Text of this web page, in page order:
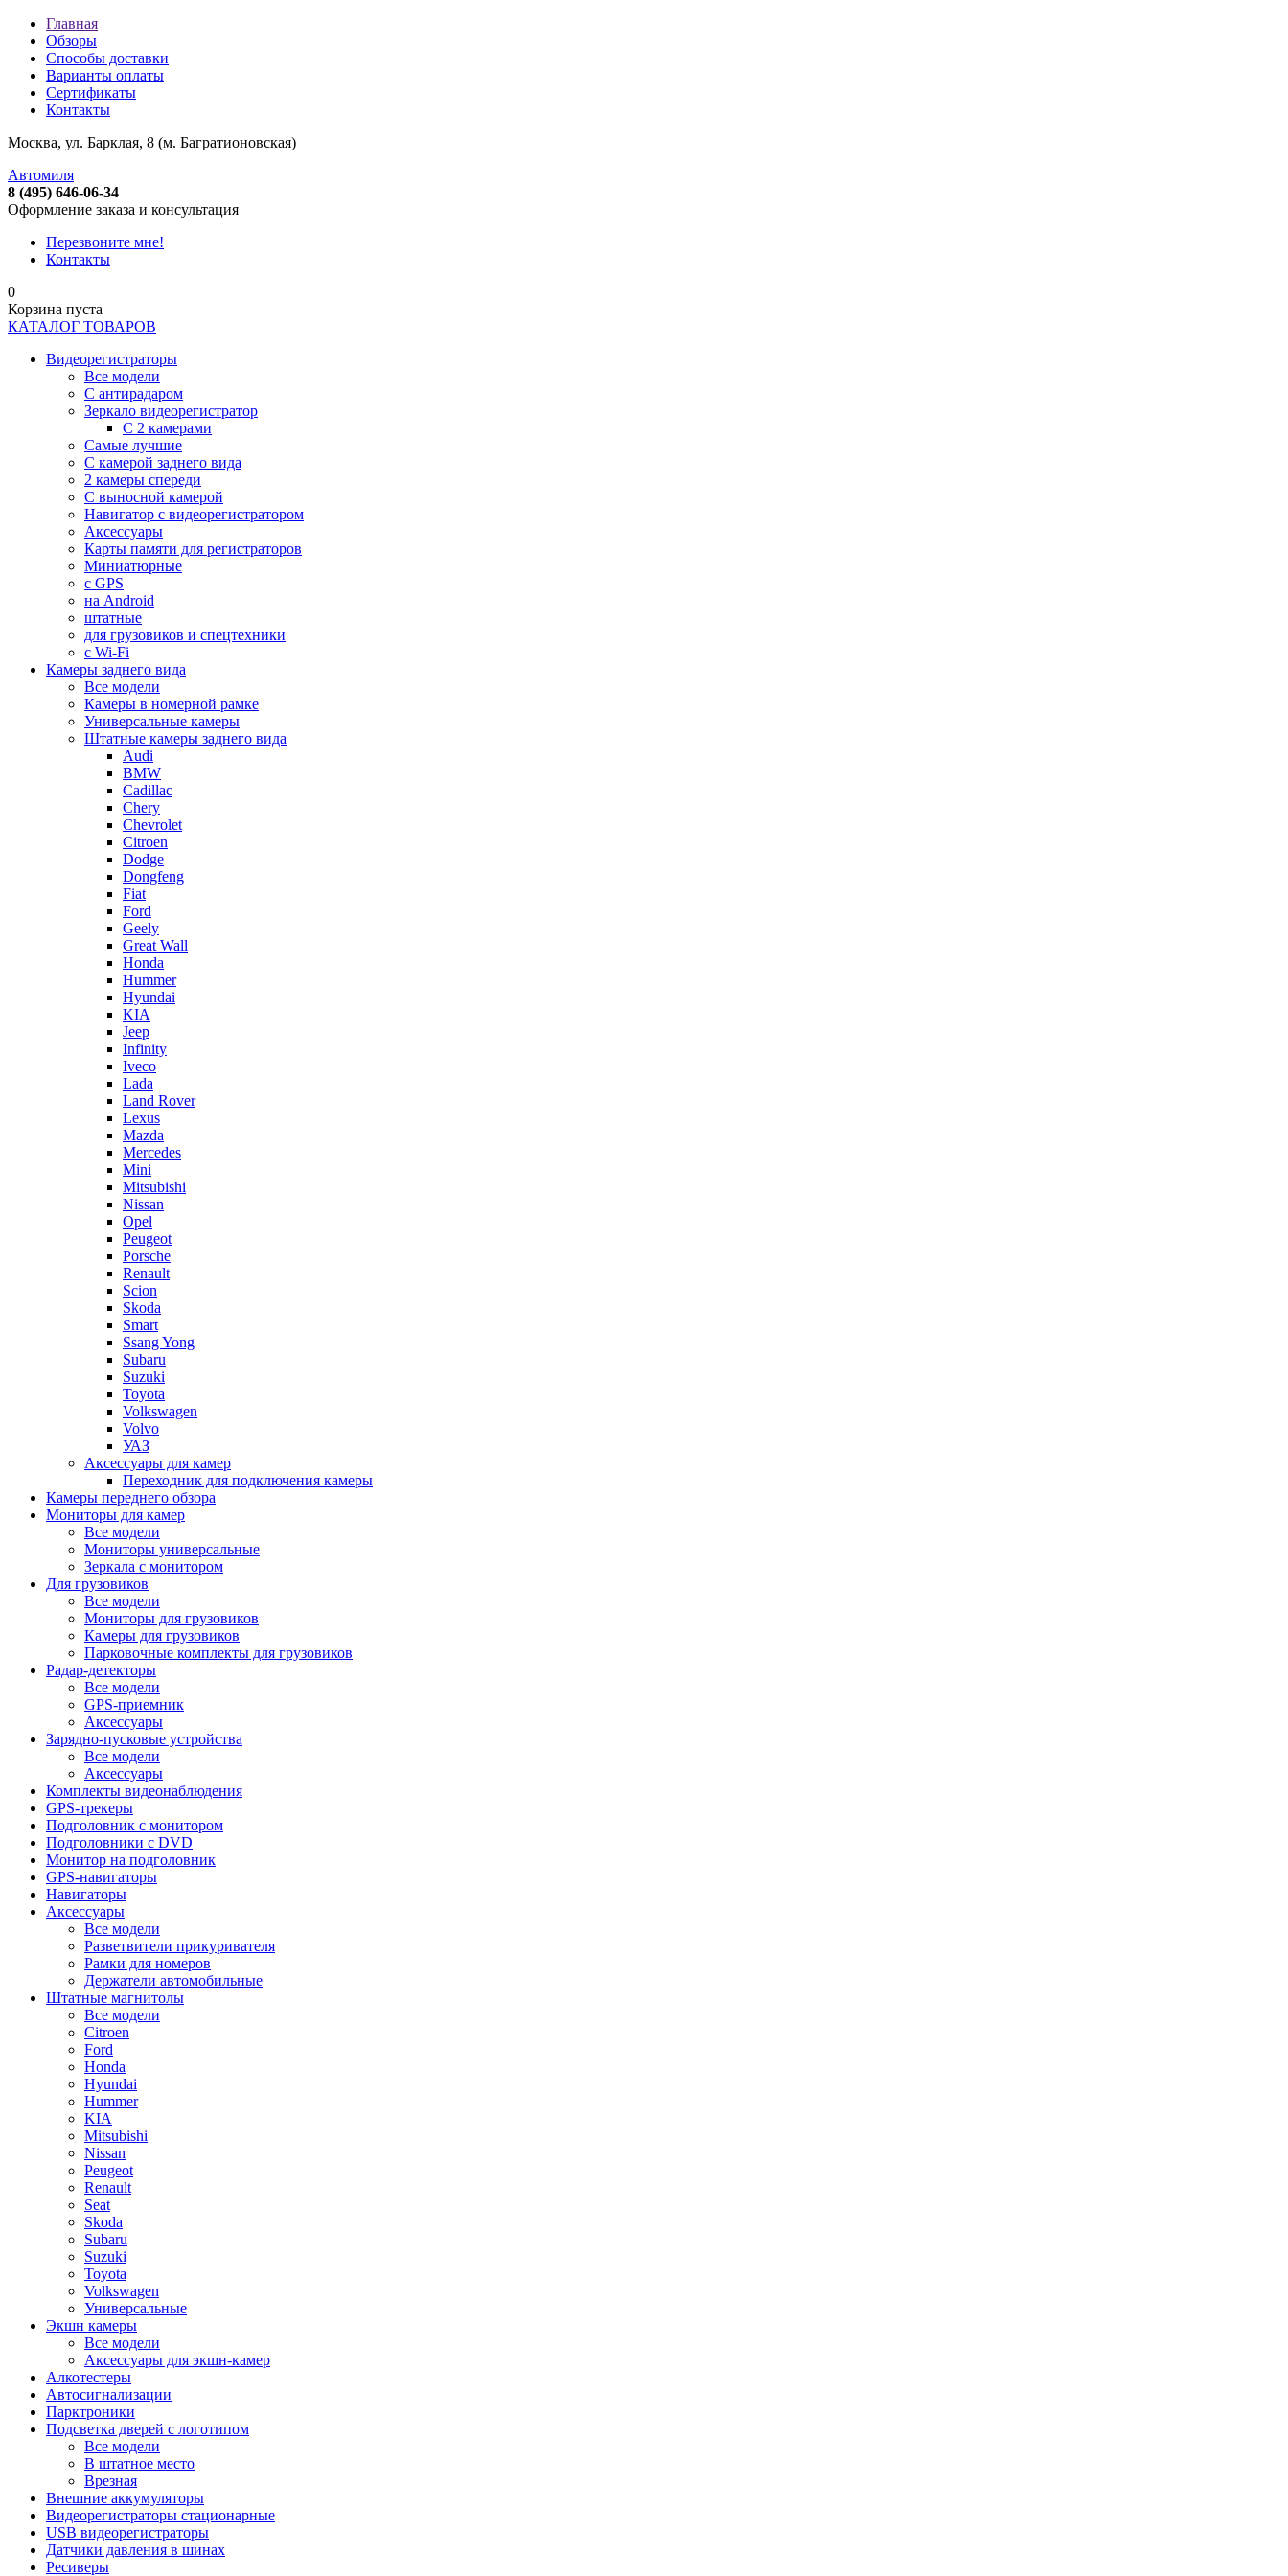
Главная
Обзоры
Способы доставки
Варианты оплаты
Сертификаты
Контакты
Москва, ул. Барклая, 8 (м. Багратионовская)
Автомиля
8 (495) 646-06-34
Оформление заказа и консультация
Перезвоните мне!
Контакты
0
Корзина пуста
КАТАЛОГ ТОВАРОВ
Видеорегистраторы
Все модели
C антирадаром
Зеркало видеорегистратор
С 2 камерами
Самые лучшие
С камерой заднего вида
2 камеры спереди
С выносной камерой
Навигатор с видеорегистратором
Аксессуары
Карты памяти для регистраторов
Миниатюрные
с GPS
на Android
штатные
для грузовиков и спецтехники
с Wi-Fi
Камеры заднего вида
Все модели
Камеры в номерной рамке
Универсальные камеры
Штатные камеры заднего вида
Audi
BMW
Cadillac
Chery
Chevrolet
Citroen
Dodge
Dongfeng
Fiat
Ford
Geely
Great Wall
Honda
Hummer
Hyundai
KIA
Jeep
Infinity
Iveco
Lada
Land Rover
Lexus
Mazda
Mercedes
Mini
Mitsubishi
Nissan
Opel
Peugeot
Porsche
Renault
Scion
Skoda
Smart
Ssang Yong
Subaru
Suzuki
Toyota
Volkswagen
Volvo
УАЗ
Аксессуары для камер
Переходник для подключения камеры
Камеры переднего обзора
Мониторы для камер
Все модели
Мониторы универсальные
Зеркала с монитором
Для грузовиков
Все модели
Мониторы для грузовиков
Камеры для грузовиков
Парковочные комплекты для грузовиков
Радар-детекторы
Все модели
GPS-приемник
Аксессуары
Зарядно-пусковые устройства
Все модели
Аксессуары
Комплекты видеонаблюдения
GPS-трекеры
Подголовник с монитором
Подголовники с DVD
Монитор на подголовник
GPS-навигаторы
Навигаторы
Аксессуары
Все модели
Разветвители прикуривателя
Рамки для номеров
Держатели автомобильные
Штатные магнитолы
Все модели
Citroen
Ford
Honda
Hyundai
Hummer
KIA
Mitsubishi
Nissan
Peugeot
Renault
Seat
Skoda
Subaru
Suzuki
Toyota
Volkswagen
Универсальные
Экшн камеры
Все модели
Аксессуары для экшн-камер
Алкотестеры
Автосигнализации
Парктроники
Подсветка дверей с логотипом
Все модели
В штатное место
Врезная
Внешние аккумуляторы
Видеорегистраторы стационарные
USB видеорегистраторы
Датчики давления в шинах
Ресиверы